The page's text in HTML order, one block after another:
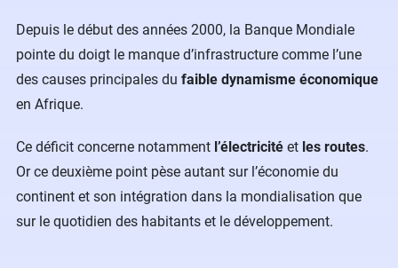
Depuis le début des années 2000, la Banque Mondiale
pointe du doigt le manque d’infrastructure comme l’une
des causes principales du faible dynamisme économique
en Afrique.
Ce déficit concerne notamment l’électricité et les routes.
Or ce deuxième point pèse autant sur l’économie du
continent et son intégration dans la mondialisation que
sur le quotidien des habitants et le développement.